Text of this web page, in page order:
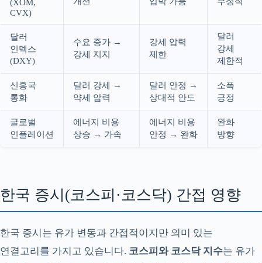
CVX)
달러
인덱스
(DXY)
수요 증가 →
강세 지지
강세 압력
제한
달러
강세
제한적
신흥국
통화
달러 강세 →
약세 압력
달러 안정 →
상대적 안도
소폭
긍정
글로벌
인플레이션
에너지 비용
상승 → 가속
에너지 비용
안정 → 완화
완화
방향
한국 증시(코스피·코스닥) 간접 영향
한국 증시는 유가 변동과 간접적이지만 의미 있는
연결고리를 가지고 있습니다. 코스피와 코스닥 지수는 유가